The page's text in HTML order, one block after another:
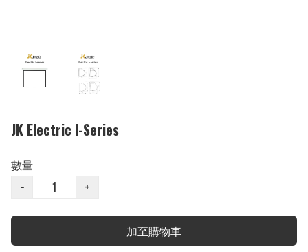
JK Electric I-Series
數量
−
+
加至購物車